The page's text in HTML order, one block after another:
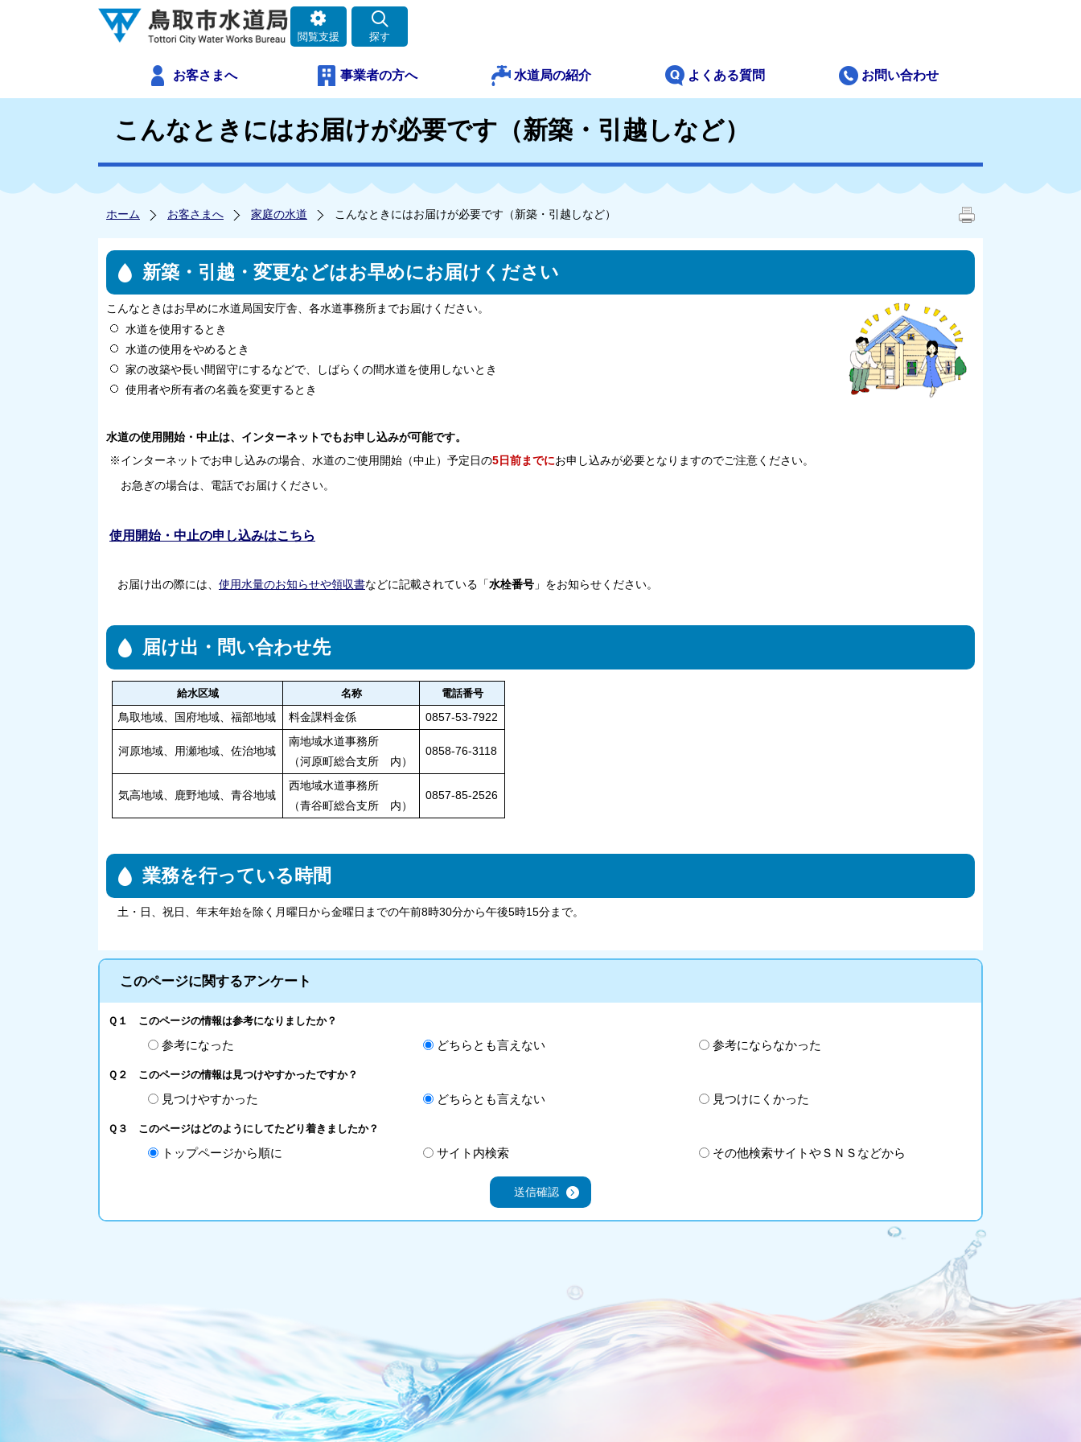
閲覧支援 探す
お客さまへ 事業者の方へ 水道局の紹介 よくある質問 お問い合わせ
こんなときにはお届けが必要です（新築・引越しなど）
ホーム お客さまへ 家庭の水道 こんなときにはお届けが必要です（新築・引越しなど）
新築・引越・変更などはお早めにお届けください
こんなときはお早めに水道局国安庁舎、各水道事務所までお届けください。
水道を使用するとき
水道の使用をやめるとき
家の改築や長い間留守にするなどで、しばらくの間水道を使用しないとき
使用者や所有者の名義を変更するとき
水道の使用開始・中止は、インターネットでもお申し込みが可能です。
※インターネットでお申し込みの場合、水道のご使用開始（中止）予定日の5日前までにお申し込みが必要となりますのでご注意ください。
お急ぎの場合は、電話でお届けください。
使用開始・中止の申し込みはこちら
お届け出の際には、 使用水量のお知らせや領収書などに記載されている「水栓番号 」をお知らせください。
届け出・問い合わせ先
給水区域 名称 電話番号
鳥取地域、国府地域、福部地域 料金課料金係 0857-53-7922
河原地域、用瀬地域、佐治地域
南地域水道事務所
（河原町総合支所 内）
0858-76-3118
気高地域、鹿野地域、青谷地域
西地域水道事務所
（青谷町総合支所 内）
0857-85-2526
業務を行っている時間
土・日、祝日、年末年始を除く月曜日から金曜日までの午前8時30分から午後5時15分まで。
このページに関するアンケート
Ｑ１ このページの情報は参考になりましたか？
参考になった どちらとも言えない 参考にならなかった
Ｑ２ このページの情報は見つけやすかったですか？
見つけやすかった どちらとも言えない 見つけにくかった
Ｑ３ このページはどのようにしてたどり着きましたか？
トップページから順に サイト内検索 その他検索サイトやＳＮＳなどから